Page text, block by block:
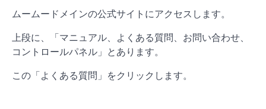
ムームードメインの公式サイトにアクセスします。
上段に、「マニュアル、よくある質問、お問い合わせ、
コントロールパネル」とあります。
この「よくある質問」をクリックします。